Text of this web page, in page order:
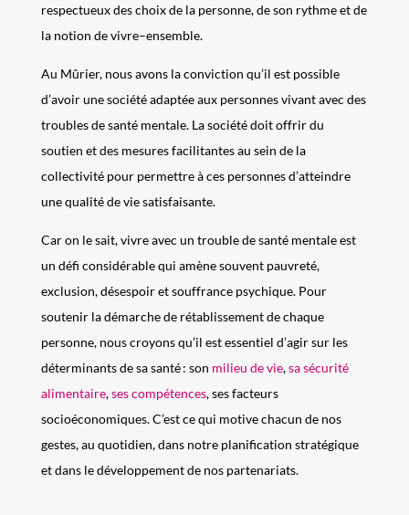
respectueuxdes choix de la personne, de son rythme et de
la notion devivre–ensemble.
Au Mûrier, nous avons la conviction qu’il est possible
d’avoir une société adaptée aux personnes vivant avec des
troubles de santé mentale. Lasociétédoitoffrirdu
soutien etdes mesures facilitantes au sein de la
collectivité pourpermettre à ces personnesd’atteindre
une qualité de vie satisfaisante.
Car on le sait, vivre avec un troublede santé mentale est
un défi considérable qui amène souvent pauvreté,
exclusion, désespoir et souffrance psychique. Pour
soutenir la démarche de rétablissement de chaque
personne, nous croyons qu’il estessentiel d’agirsur les
déterminants de sa santé : son milieu de vie,sa sécurité
alimentaire,ses compétences, ses facteurs
socioéconomiques.C’est ce qui motive chacun de nos
gestes, au quotidien, dans notre planification stratégique
et dans le développementde nos partenariats.